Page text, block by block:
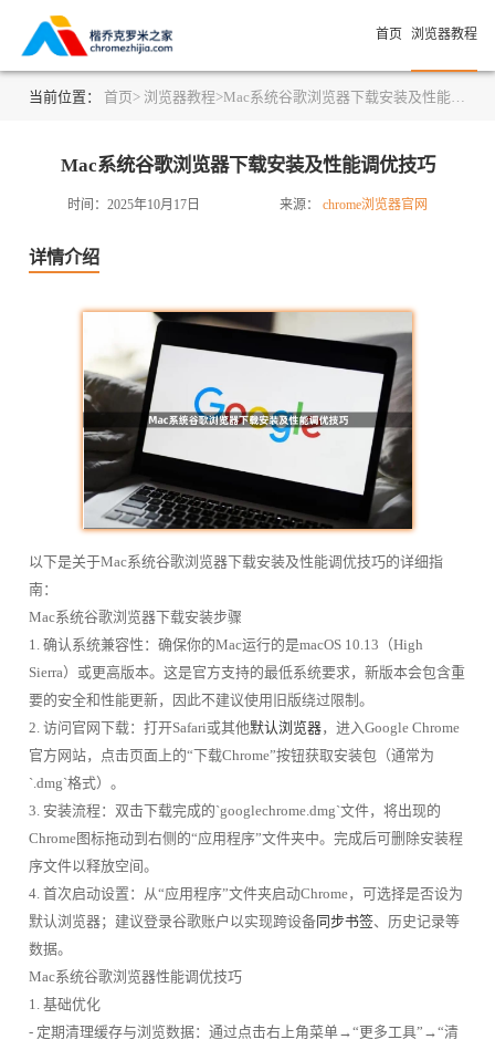
首页 浏览器教程
当前位置： 首页> 浏览器教程>Mac系统谷歌浏览器下载安装及性能调优技巧
Mac系统谷歌浏览器下载安装及性能调优技巧
时间：2025年10月17日 来源： chrome浏览器官网
详情介绍
以下是关于Mac系统谷歌浏览器下载安装及性能调优技巧的详细指
南：
Mac系统谷歌浏览器下载安装步骤
1. 确认系统兼容性：确保你的Mac运行的是macOS 10.13（High
Sierra）或更高版本。这是官方支持的最低系统要求，新版本会包含重
要的安全和性能更新，因此不建议使用旧版绕过限制。
2. 访问官网下载：打开Safari或其他默认浏览器，进入Google Chrome
官方网站，点击页面上的“下载Chrome”按钮获取安装包（通常为
`.dmg`格式）。
3. 安装流程：双击下载完成的`googlechrome.dmg`文件，将出现的
Chrome图标拖动到右侧的“应用程序”文件夹中。完成后可删除安装程
序文件以释放空间。
4. 首次启动设置：从“应用程序”文件夹启动Chrome，可选择是否设为
默认浏览器；建议登录谷歌账户以实现跨设备同步书签、历史记录等
数据。
Mac系统谷歌浏览器性能调优技巧
1. 基础优化
- 定期清理缓存与浏览数据：通过点击右上角菜单→“更多工具”→“清